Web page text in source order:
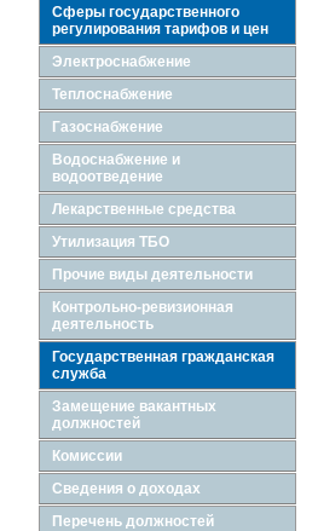
Сферы государственного
регулирования тарифов и цен
Электроснабжение
Теплоснабжение
Газоснабжение
Водоснабжение и
водоотведение
Лекарственные средства
Утилизация ТБО
Прочие виды деятельности
Контрольно-ревизионная
деятельность
Государственная гражданская
служба
Замещение вакантных
должностей
Комиссии
Сведения о доходах
Перечень должностей